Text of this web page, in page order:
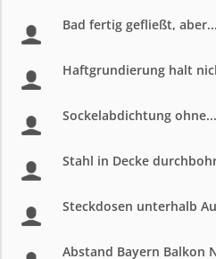
Bad fertig gefließt, aber...
Haftgrundierung halt
Sockelabdichtung ohne...
Stahl in Decke
Steckdosen unterhalb
Abstand Bayern Balkon